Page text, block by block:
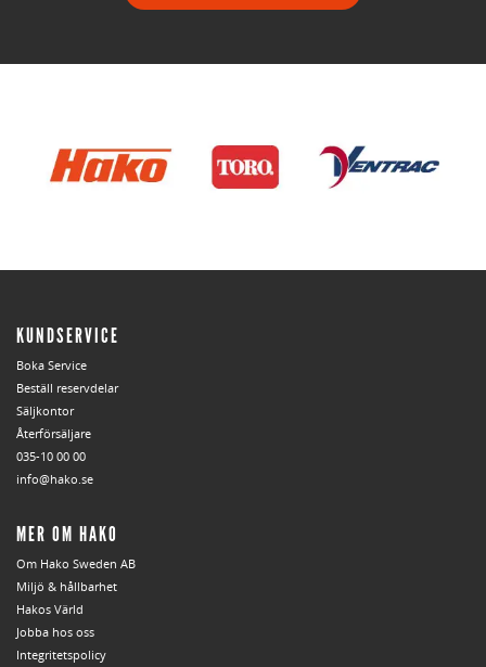
KUNDSERVICE
Boka Service
Beställ reservdelar
Säljkontor
Återförsäljare
035-10 00 00
info@hako.se
MER OM HAKO
Om Hako Sweden AB
Miljö & hållbarhet
Hakos Värld
Jobba hos oss
Integritetspolicy